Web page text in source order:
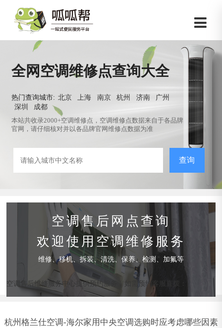
全网空调维修点查询大全
热门查询城市: 北京 上海 南京 杭州 济南
广州
深圳
成都
本站共收录2000+空调维修点，空调维修点数据来自于各品牌
官网，请仔细核对并以各品牌官网维修点数据为准
查询
空调售后网点查询
欢迎使用空调维修服务
维修、移机、拆装、清洗、保养、检测、加氟等
空调售后维修服务中心提供预约服务，如需预约客服直拨：
杭州格兰仕空调-海尔家用中央空调选购时应考虑哪些因素